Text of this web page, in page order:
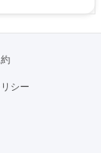
ポレート部門）
シー